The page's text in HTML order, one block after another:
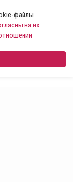
файлы .
на их